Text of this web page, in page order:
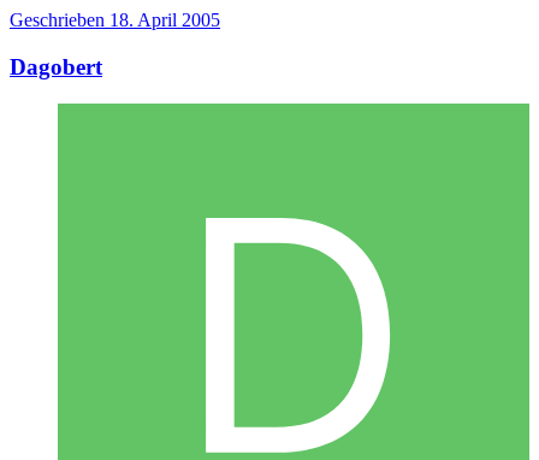
Geschrieben 18. April 2005
Dagobert